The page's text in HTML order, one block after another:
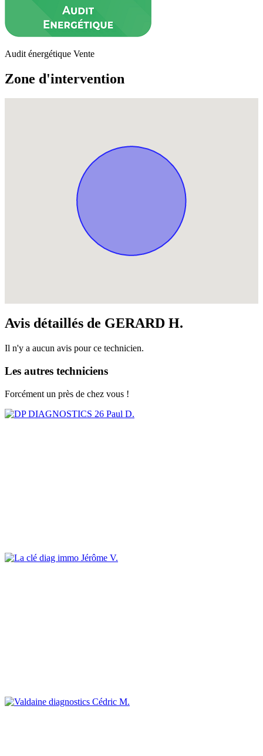
Audit énergétique Vente
Zone d'intervention
Avis détaillés de GERARD H.
Il n'y a aucun avis pour ce technicien.
Les autres techniciens
Forcément un près de chez vous !
Paul D.
Jérôme V.
Cédric M.